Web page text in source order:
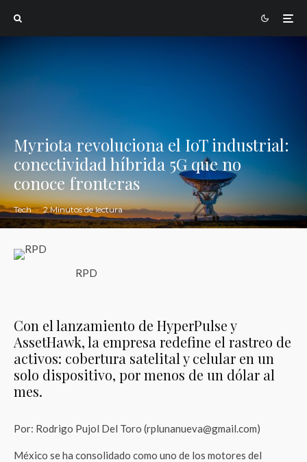
Myriota revoluciona el IoT industrial:
conectividad híbrida 5G que no
conoce fronteras
Tech · 2 Minutos de lectura
RPD
Con el lanzamiento de HyperPulse y
AssetHawk, la empresa redefine el rastreo de
activos: cobertura satelital y celular en un
solo dispositivo, por menos de un dólar al
mes.
Por: Rodrigo Pujol Del Toro (rplunanueva@gmail.com)
México se ha consolidado como uno de los motores del